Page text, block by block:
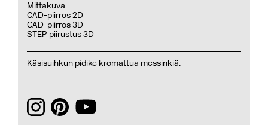
Mittakuva
CAD-piirros 2D
CAD-piirros 3D
STEP piirustus 3D
Käsisuihkun pidike kromattua messinkiä.